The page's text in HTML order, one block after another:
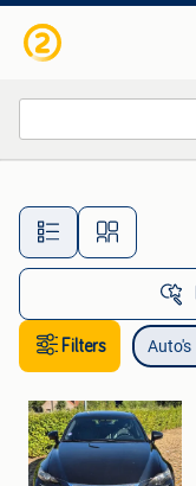
Filters Auto's
Bewaren
Mijn
Favorieten